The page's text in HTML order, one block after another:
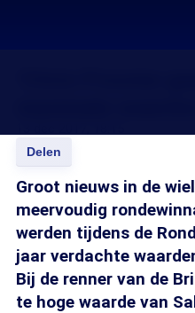
Delen
Groot nieuws in de
meervoudig
werden tijdens de
jaar verdachte
Bij de renner van de
te hoge waarde van